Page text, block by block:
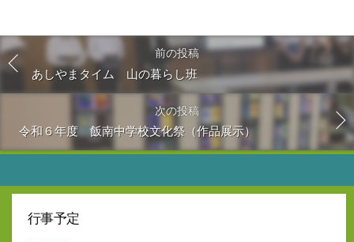
前の投稿
あしやまタイム 山の暮らし班
次の投稿
令和６年度 飯南中学校文化祭（作品展示）
行事予定